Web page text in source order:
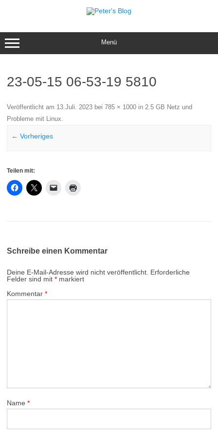
Menü
23-05-15 06-53-19 5810
Veröffentlicht am 13.Juli. 2023 bei 785 × 1000 in 2.5 GB Netz und
Probleme mit Linux.
← Vorheriges
Teilen mit:
Schreibe einen Kommentar
Deine E-Mail-Adresse wird nicht veröffentlicht. Erforderliche
Felder sind mit * markiert
Kommentar *
Name *